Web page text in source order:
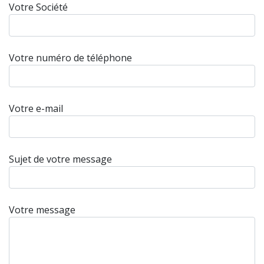
Votre Société
Votre numéro de téléphone
Votre e-mail
Sujet de votre message
Votre message